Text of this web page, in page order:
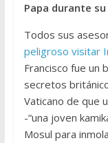
Papa durante
Todos sus
peligroso visitar
Francisco fue un
secretos
Vaticano de que
-“una joven
Mosul para